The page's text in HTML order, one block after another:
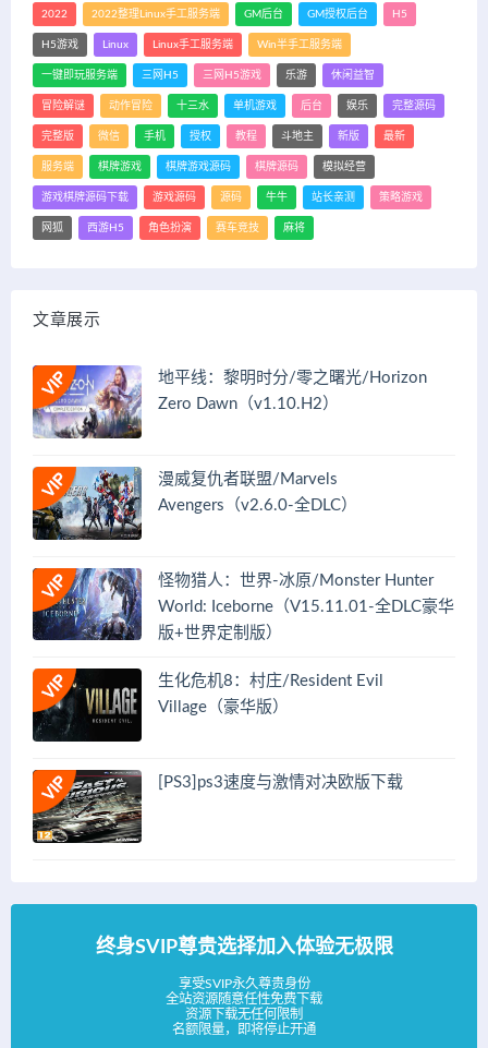
2022 2022整理Linux手工服务端 GM后台 GM授权后台 H5
H5游戏 Linux Linux手工服务端 Win半手工服务端
一键即玩服务端 三网H5 三网H5游戏 乐游 休闲益智
冒险解谜 动作冒险 十三水 单机游戏 后台 娱乐 完整源码
完整版 微信 手机 授权 教程 斗地主 新版 最新
服务端 棋牌游戏 棋牌游戏源码 棋牌源码 模拟经营
游戏棋牌源码下载 游戏源码 源码 牛牛 站长亲测 策略游戏
网狐 西游H5 角色扮演 赛车竞技 麻将
文章展示
地平线：黎明时分/零之曙光/Horizon
Zero Dawn（v1.10.H2）
漫威复仇者联盟/Marvels
Avengers（v2.6.0-全DLC）
怪物猎人：世界-冰原/Monster Hunter
World: Iceborne（V15.11.01-全DLC豪华
版+世界定制版）
生化危机8：村庄/Resident Evil
Village（豪华版）
[PS3]ps3速度与激情对决欧版下载
终身SVIP尊贵选择加入体验无极限
享受SVIP永久尊贵身份
全站资源随意任性免费下载
资源下载无任何限制
名额限量，即将停止开通